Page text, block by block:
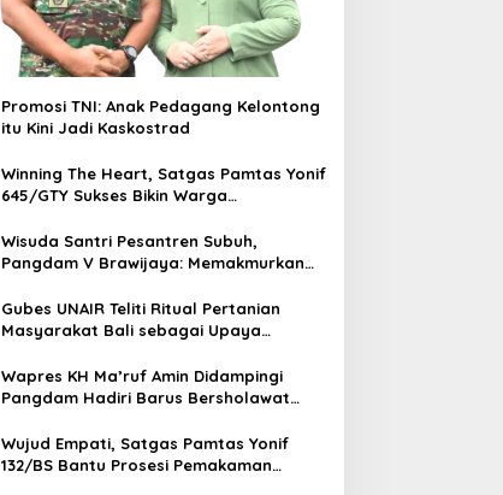
Promosi TNI: Anak Pedagang Kelontong
itu Kini Jadi Kaskostrad
Winning The Heart, Satgas Pamtas Yonif
645/GTY Sukses Bikin Warga
Wisuda Santri Pesantren Subuh,
Pangdam V Brawijaya: Memakmurkan
Gubes UNAIR Teliti Ritual Pertanian
Masyarakat Bali sebagai Upaya
Wapres KH Ma’ruf Amin Didampingi
Pangdam Hadiri Barus Bersholawat
Wujud Empati, Satgas Pamtas Yonif
132/BS Bantu Prosesi Pemakaman